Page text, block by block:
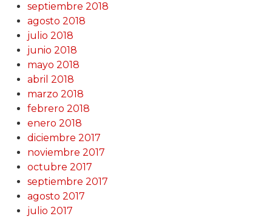
septiembre 2018
agosto 2018
julio 2018
junio 2018
mayo 2018
abril 2018
marzo 2018
febrero 2018
enero 2018
diciembre 2017
noviembre 2017
octubre 2017
septiembre 2017
agosto 2017
julio 2017